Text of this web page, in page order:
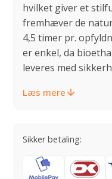
hvilket giver et
fremhæver de
4,5 timer pr.
er enkel, da
leveres med
Læs mere
Sikker betaling: